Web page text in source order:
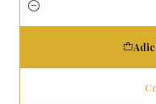
Quantidade